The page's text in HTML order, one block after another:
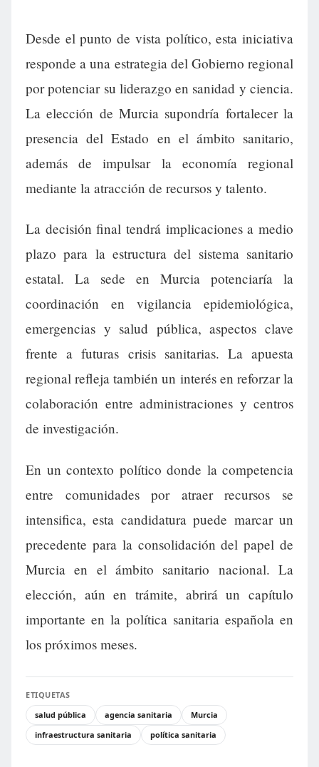
Desde el punto de vista político, esta iniciativa
responde a una estrategia del Gobierno regional
por potenciar su liderazgo en sanidad y ciencia.
La elección de Murcia supondría fortalecer la
presencia del Estado en el ámbito sanitario,
además de impulsar la economía regional
mediante la atracción de recursos y talento.
La decisión final tendrá implicaciones a medio
plazo para la estructura del sistema sanitario
estatal. La sede en Murcia potenciaría la
coordinación en vigilancia epidemiológica,
emergencias y salud pública, aspectos clave
frente a futuras crisis sanitarias. La apuesta
regional refleja también un interés en reforzar la
colaboración entre administraciones y centros
de investigación.
En un contexto político donde la competencia
entre comunidades por atraer recursos se
intensifica, esta candidatura puede marcar un
precedente para la consolidación del papel de
Murcia en el ámbito sanitario nacional. La
elección, aún en trámite, abrirá un capítulo
importante en la política sanitaria española en
los próximos meses.
ETIQUETAS
salud pública
agencia sanitaria
Murcia
infraestructura sanitaria
política sanitaria